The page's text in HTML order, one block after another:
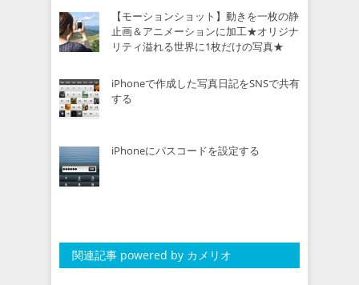
【モーションショット】動きを一枚の静
止画＆アニメーションに加工★オリジナ
リティ溢れる世界に1枚だけの写真★
iPhoneで作成した写真日記をSNSで共有
する
iPhoneにパスコードを設定する
関連記事 powered by カメリオ